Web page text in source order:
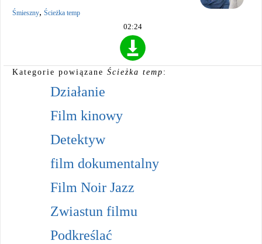
Śmieszny, Ścieżka temp
02:24
Kategorie powiązane Ścieżka temp :
Działanie
Film kinowy
Detektyw
film dokumentalny
Film Noir Jazz
Zwiastun filmu
Podkreślać